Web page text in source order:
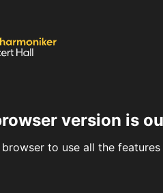
version is
to use all the